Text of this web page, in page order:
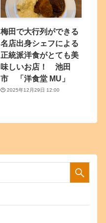
梅田で大行列ができる
名店出身シェフによる
正統派洋食がとても美
味しいお店！ 池田
市 「洋食堂 MU」
2025年12月29日 12:00